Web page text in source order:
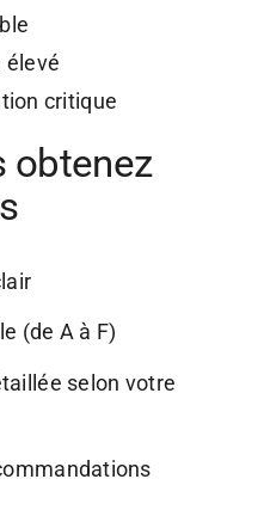
élevé
critique
obtenez
(de A à F)
selon votre